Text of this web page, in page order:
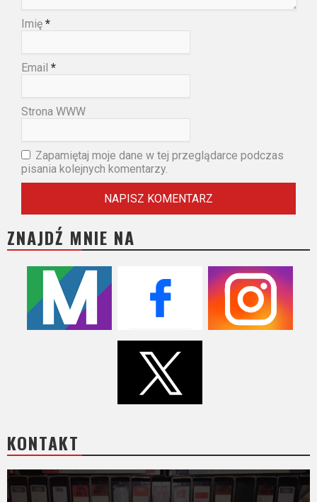
Imię *
Email *
Strona WWW
Zapamiętaj moje dane w tej przeglądarce podczas
pisania kolejnych komentarzy.
ZNAJDŹ MNIE NA
KONTAKT